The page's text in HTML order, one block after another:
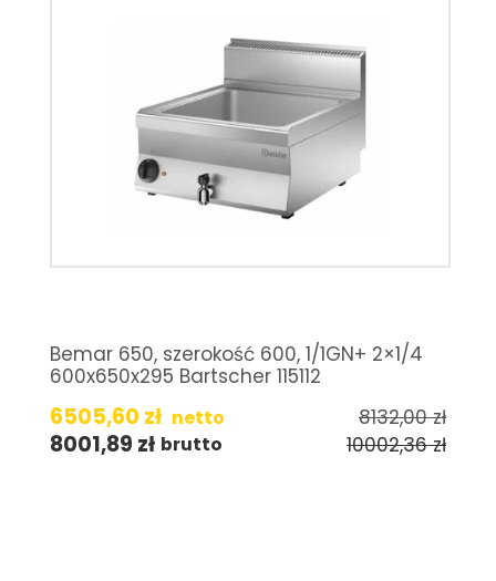
Bemar 650, szerokość 600, 1/1GN+ 2×1/4
600x650x295 Bartscher 115112
6505,60 zł netto 8132,00zł
8001,89 zł brutto 10002,36zł